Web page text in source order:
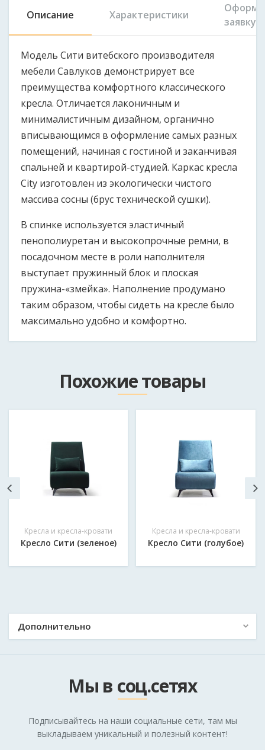
Описание Характеристики
заявку
Модель Сити витебского производителя
мебели Савлуков демонстрирует все
преимущества комфортного классического
кресла. Отличается лаконичным и
минималистичным дизайном, органично
вписывающимся в оформление самых разных
помещений, начиная с гостиной и заканчивая
спальней и квартирой-студией. Каркас кресла
City изготовлен из экологически чистого
массива сосны (брус технической сушки).
В спинке используется эластичный
пенополиуретан и высокопрочные ремни, в
посадочном месте в роли наполнителя
выступает пружинный блок и плоская
пружина-«змейка». Наполнение продумано
таким образом, чтобы сидеть на кресле было
максимально удобно и комфортно.
большую, так и в меньшую сторону при согласовании
с клиентом.
Ширина кресла:
Механизм раскладки:
Модель:
Сити
каких условиях не является публичной офёртой.
Email
Мобильный телефон в формате 375*********
Похожие товары
Кресла и кресла-кровати
Кресло Сити (зеленое)
Кресла и кресла-кровати
Кресло Сити (голубое)
Дополнительно
Гарантия
Мы в соц.сетях
Подписывайтесь на наши социальные сети, там мы
выкладываем уникальный и полезный контент!